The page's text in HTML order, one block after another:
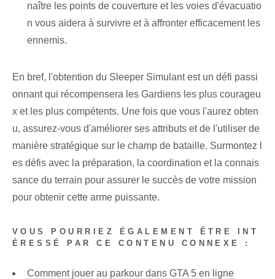
naître les points de couverture et les voies d'évacuatio
n vous aidera à survivre et à affronter efficacement les
ennemis.
En bref, l'obtention du Sleeper Simulant est un défi passi
onnant qui récompensera les Gardiens les plus courageu
x et les plus compétents. Une fois que vous l'aurez obten
u, assurez-vous d'améliorer ses attributs et de l'utiliser de
manière stratégique sur le champ de bataille. Surmontez l
es défis avec la préparation, la coordination et la connais
sance du terrain pour assurer le succès de votre mission
pour obtenir cette arme puissante.
VOUS POURRIEZ ÉGALEMENT ÊTRE INT
ÉRESSÉ PAR CE CONTENU CONNEXE :
Comment jouer au parkour dans GTA 5 en ligne